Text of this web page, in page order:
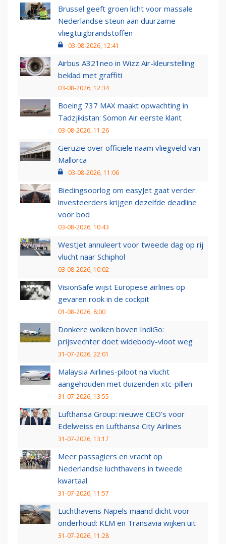
Brussel geeft groen licht voor massale
Nederlandse steun aan duurzame
vliegtuigbrandstoffen
03-08-2026, 12:41
Airbus A321neo in Wizz Air-kleurstelling
beklad met graffiti
03-08-2026, 12:34
Boeing 737 MAX maakt opwachting in
Tadzjikistan: Somon Air eerste klant
03-08-2026, 11:26
Geruzie over officiële naam vliegveld van
Mallorca
03-08-2026, 11:06
Biedingsoorlog om easyJet gaat verder:
investeerders krijgen dezelfde deadline
voor bod
03-08-2026, 10:43
WestJet annuleert voor tweede dag op rij
vlucht naar Schiphol
03-08-2026, 10:02
VisionSafe wijst Europese airlines op
gevaren rook in de cockpit
01-08-2026, 8:00
Donkere wolken boven IndiGo:
prijsvechter doet widebody-vloot weg
31-07-2026, 22:01
Malaysia Airlines-piloot na vlucht
aangehouden met duizenden xtc-pillen
31-07-2026, 13:55
Lufthansa Group: nieuwe CEO’s voor
Edelweiss en Lufthansa City Airlines
31-07-2026, 13:17
Meer passagiers en vracht op
Nederlandse luchthavens in tweede
kwartaal
31-07-2026, 11:57
Luchthavens Napels maand dicht voor
onderhoud: KLM en Transavia wijken uit
31-07-2026, 11:28